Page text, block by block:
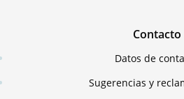
Contacto
Datos de
Sugerencias y